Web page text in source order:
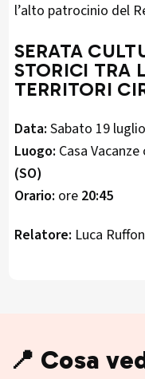
l’alto patrocinio del
SERATA
STORICI TRA
TERRITORI
Data: Sabato 19
Luogo: Casa
(SO)
Orario: ore 20:45
Relatore: Luca
📍 Cosa